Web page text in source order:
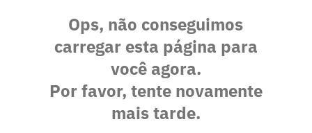
Ops, não conseguimos
carregar esta página para
você agora.
Por favor, tente novamente
mais tarde.